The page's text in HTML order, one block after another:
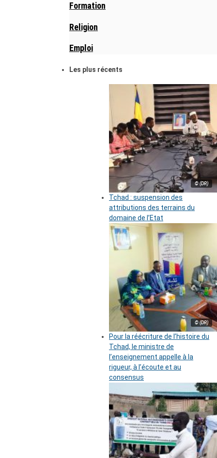
Formation
Religion
Emploi
Les plus récents
© (DR)
Tchad : suspension des
attributions des terrains du
domaine de l’Etat
© (DR)
Pour la réécriture de l’histoire du
Tchad, le ministre de
l’enseignement appelle à la
rigueur, à l’écoute et au
consensus